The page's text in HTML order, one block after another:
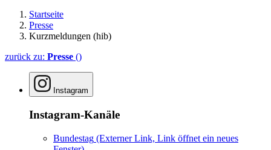
Startseite
Presse
Kurzmeldungen (hib)
zurück zu: Presse ()
Instagram
Instagram-Kanäle
Bundestag (Externer Link, Link öffnet ein neues